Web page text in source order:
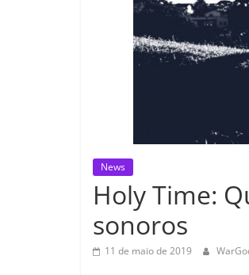
News
Holy Time:
sonoros
11 de maio de 2019